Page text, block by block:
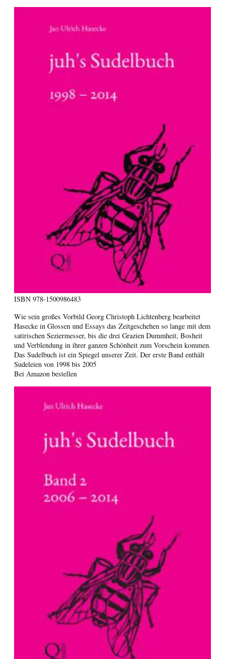
ISBN 978-1500986483
Wie sein großes Vorbild Georg Christoph Lichtenberg bearbeitet
Hasecke in Glossen und Essays das Zeitgeschehen so lange mit dem
satirischen Seziermesser, bis die drei Grazien Dummheit, Bosheit
und Verblendung in ihrer ganzen Schönheit zum Vorschein kommen.
Das Sudelbuch ist ein Spiegel unserer Zeit. Der erste Band enthält
Sudeleien von 1998 bis 2005
Bei Amazon bestellen